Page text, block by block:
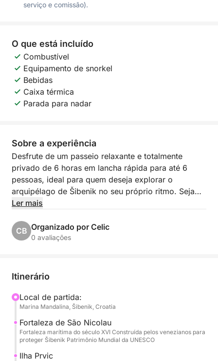
serviço e comissão).
O que está incluído
Combustível
Equipamento de snorkel
Bebidas
Caixa térmica
Parada para nadar
Sobre a experiência
Desfrute de um passeio relaxante e totalmente
privado de 6 horas em lancha rápida para até 6
pessoas, ideal para quem deseja explorar o
arquipélago de Šibenik no seu próprio ritmo. Seja
viajando com a família, amigos ou a dois, esta
passeio panorâmico, momentos de lazer na água e
tranquilidade na ilha.
preferência, com horário flexível para se adequar à
vistas panorâmicas da histórica cidade de Šibenik e
da imponente Fortaleza de São Nicolau, um
patrimônio da UNESCO que guarda a entrada do
canal.
O passeio continua em direção às charmosas ilhas
Ler mais
CB Organizado por Celic
0 avaliações
Itinerário
Local de partida:
Marina Mandalina, Šibenik, Croatia
Fortaleza de São Nicolau
Fortaleza marítima do século XVI Construída pelos venezianos para
proteger Šibenik Patrimônio Mundial da UNESCO
Ilha Prvic